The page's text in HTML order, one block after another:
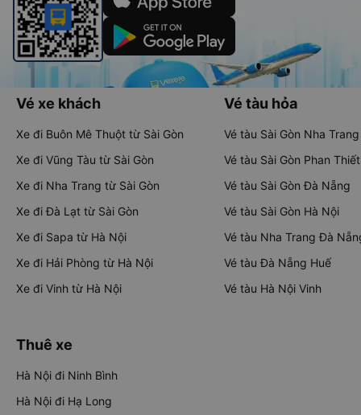
Vé xe khách
Xe đi Buôn Mê Thuột từ Sài Gòn
Xe đi Vũng Tàu từ Sài Gòn
Xe đi Nha Trang từ Sài Gòn
Xe đi Đà Lạt từ Sài Gòn
Xe đi Sapa từ Hà Nội
Xe đi Hải Phòng từ Hà Nội
Xe đi Vinh từ Hà Nội
Vé tàu hỏa
Vé tàu Sài Gòn Nha Trang
Vé tàu Sài Gòn Phan Thiết
Vé tàu Sài Gòn Đà Nẵng
Vé tàu Sài Gòn Hà Nội
Vé tàu Nha Trang Đà
Vé tàu Đà Nẵng Huế
Vé tàu Hà Nội Vinh
Thuê xe
Hà Nội đi Ninh Bình
Hà Nội đi Hạ Long